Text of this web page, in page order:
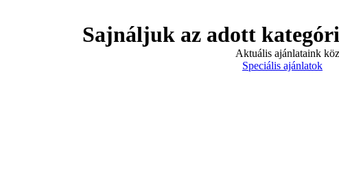
Sajnáljuk az adott
Aktuális ajánlataink
Speciális ajánlatok